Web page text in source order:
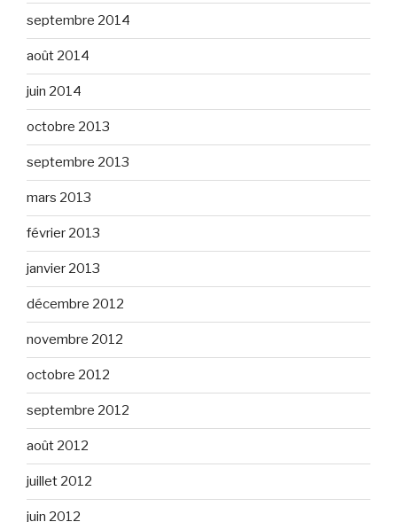
septembre 2014
août 2014
juin 2014
octobre 2013
septembre 2013
mars 2013
février 2013
janvier 2013
décembre 2012
novembre 2012
octobre 2012
septembre 2012
août 2012
juillet 2012
juin 2012